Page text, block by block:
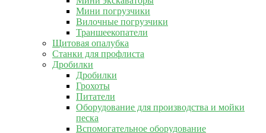
Мини погрузчики
Вилочные погрузчики
Траншеекопатели
Щитовая опалубка
Станки для профлиста
Дробилки
Дробилки
Грохоты
Питатели
Оборудование для производства и мойки
песка
Вспомогательное оборудование